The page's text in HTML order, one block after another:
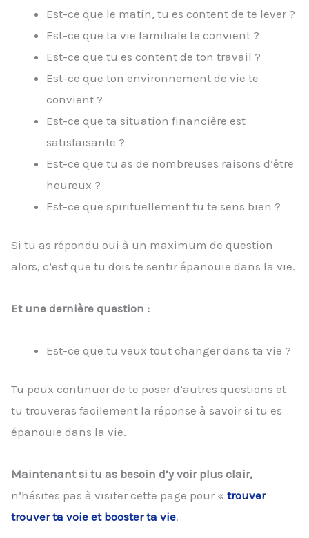
Est-ce que le matin, tu es content de te lever ?
Est-ce que ta vie familiale te convient ?
Est-ce que tu es content de ton travail ?
Est-ce que ton environnement de vie te
convient ?
Est-ce que ta situation financière est
satisfaisante ?
Est-ce que tu as de nombreuses raisons d’être
heureux ?
Est-ce que spirituellement tu te sens bien ?
Si tu as répondu oui à un maximum de question
alors, c’est que tu dois te sentir épanouie dans la vie.
Et une dernière question :
Est-ce que tu veux tout changer dans ta vie ?
Tu peux continuer de te poser d’autres questions et
tu trouveras facilement la réponse à savoir si tu es
épanouie dans la vie.
Maintenant si tu as besoin d’y voir plus clair,
n’hésites pas à visiter cette page pour « trouver
trouver ta voie et booster ta vie.